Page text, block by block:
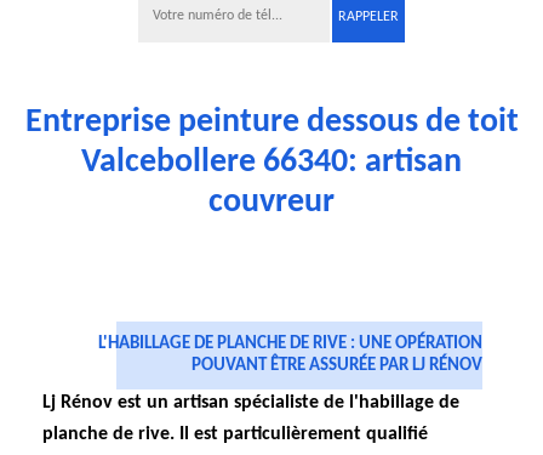
Entreprise peinture dessous de toit
Valcebollere 66340: artisan
couvreur
L'HABILLAGE DE PLANCHE DE RIVE : UNE OPÉRATION
POUVANT ÊTRE ASSURÉE PAR LJ RÉNOV
Lj Rénov est un artisan spécialiste de l'habillage de
planche de rive. Il est particulièrement qualifié